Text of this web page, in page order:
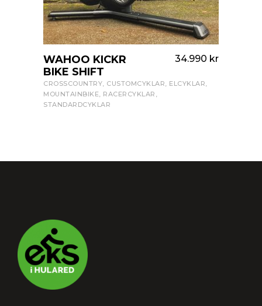
VISA PRODUKT
WAHOO KICKR
BIKE SHIFT
34.990 kr
CROSSCOUNTRY, CUSTOMCYKLAR, ELCYKLAR,
MOUNTAINBIKE, RACERCYKLAR ,
STANDARDCYKLAR